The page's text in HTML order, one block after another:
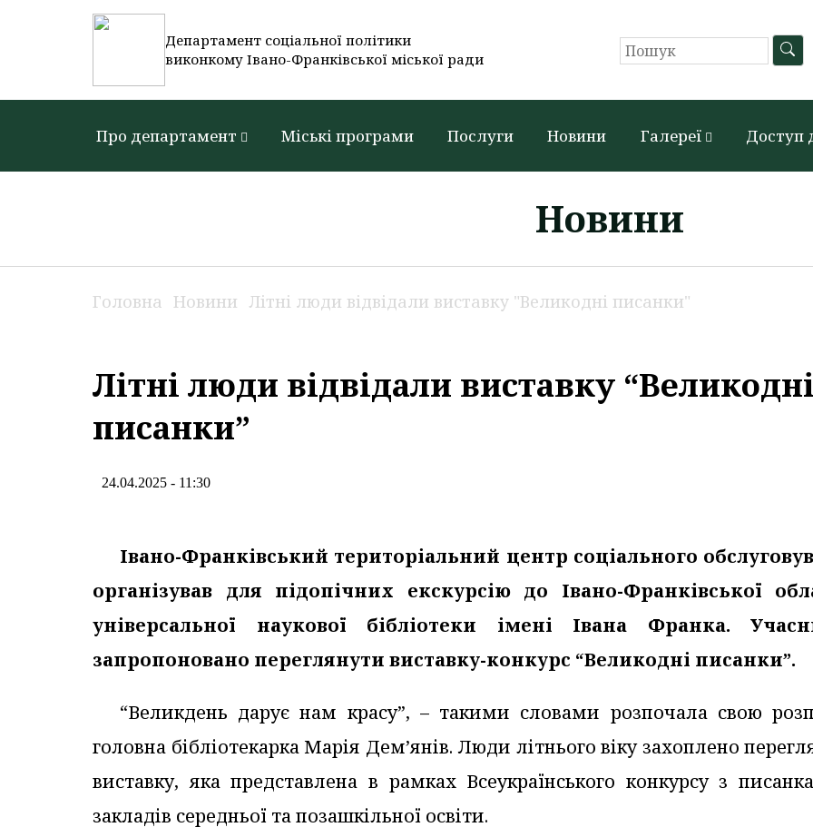
Департамент соціальної політики
виконкому Івано-Франківської міської ради
Про департамент Міські програми Послуги Новини Галереї Доступ
Новини
Головна Новини Літні люди відвідали виставку "Великодні писанки"
Літні люди відвідали виставку “Великодні
писанки”
24.04.2025 - 11:30
Івано-Франківський територіальний центр соціального
організував для підопічних екскурсію до Івано-Франківської
універсальної наукової бібліотеки імені Івана Франка.
запропоновано переглянути виставку-конкурс “Великодні писанки”.
“Великдень дарує нам красу”, – такими словами розпочала свою
головна бібліотекарка Марія Дем’янів. Люди літнього віку захоплено
виставку, яка представлена в рамках Всеукраїнського конкурсу з
закладів середньої та позашкільної освіти.